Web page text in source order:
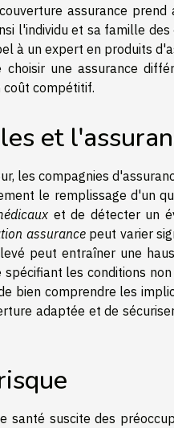
assurance prend
l'individu et sa famille des
à un expert en produits
une assurance
coût compétitif.
et
les compagnies
le remplissage d'un
et de détecter un
assurancepeut varier
peut entraîner une
spécifiant les conditions
bien comprendre les
adaptée et de
suscite des